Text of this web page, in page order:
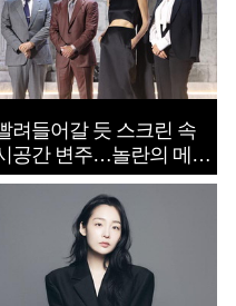
려들어갈 듯 스크린 속
공간 변주…놀란의 메시
는 ‘전쟁 속죄’